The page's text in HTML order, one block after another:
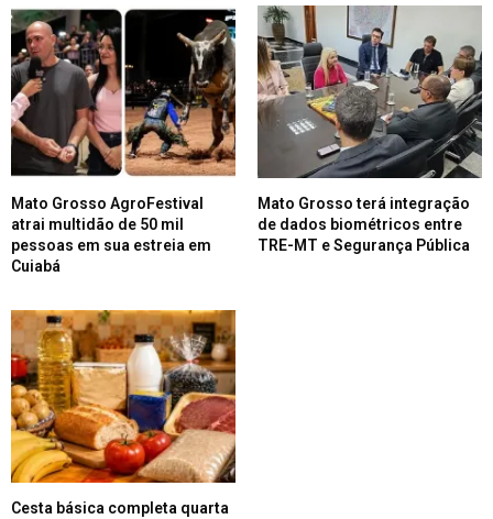
Mato Grosso AgroFestival
atrai multidão de 50 mil
pessoas em sua estreia em
Cuiabá
Mato Grosso terá integração
de dados biométricos entre
TRE-MT e Segurança Pública
Cesta básica completa quarta